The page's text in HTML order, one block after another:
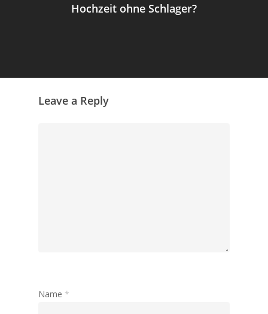
Hochzeit ohne Schlager?
Leave a Reply
Name *